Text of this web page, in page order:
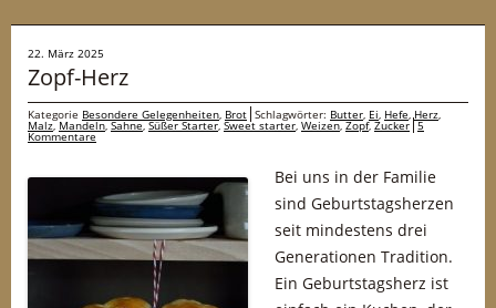
22. März 2025
Zopf-Herz
Kategorie Besondere Gelegenheiten, Brot Schlagwörter: Butter, Ei, Hefe,Herz,
Malz,Mandeln,Sahne,Süßer Starter, Sweet starter, Weizen,Zopf,Zucker 5
Kommentare
Bei uns in der Familie
sind Geburtstagsherzen
seit mindestens drei
Generationen Tradition.
Ein Geburtstagsherz ist